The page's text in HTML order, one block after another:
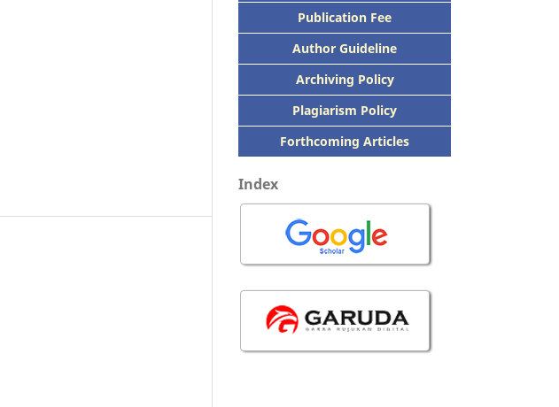
Publication Fee
Author Guideline
Archiving Policy
Plagiarism Policy
Forthcoming Articles
Index